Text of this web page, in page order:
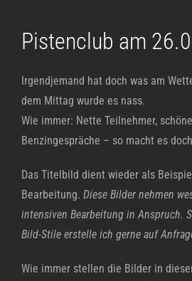
Pistenclub am
Irgendjemand hat doch was am
dem Mittag wurde es nass.
Wie immer: Nette Teilnehmer,
Benzingespräche – so macht es
Das Titelbild dient wieder als
Bearbeitung. Diese Bilder nehmen
intensiven Bearbeitung in Anspruch.
Bild-Stile erstelle ich gerne auf
Wie immer stellen die Bilder in